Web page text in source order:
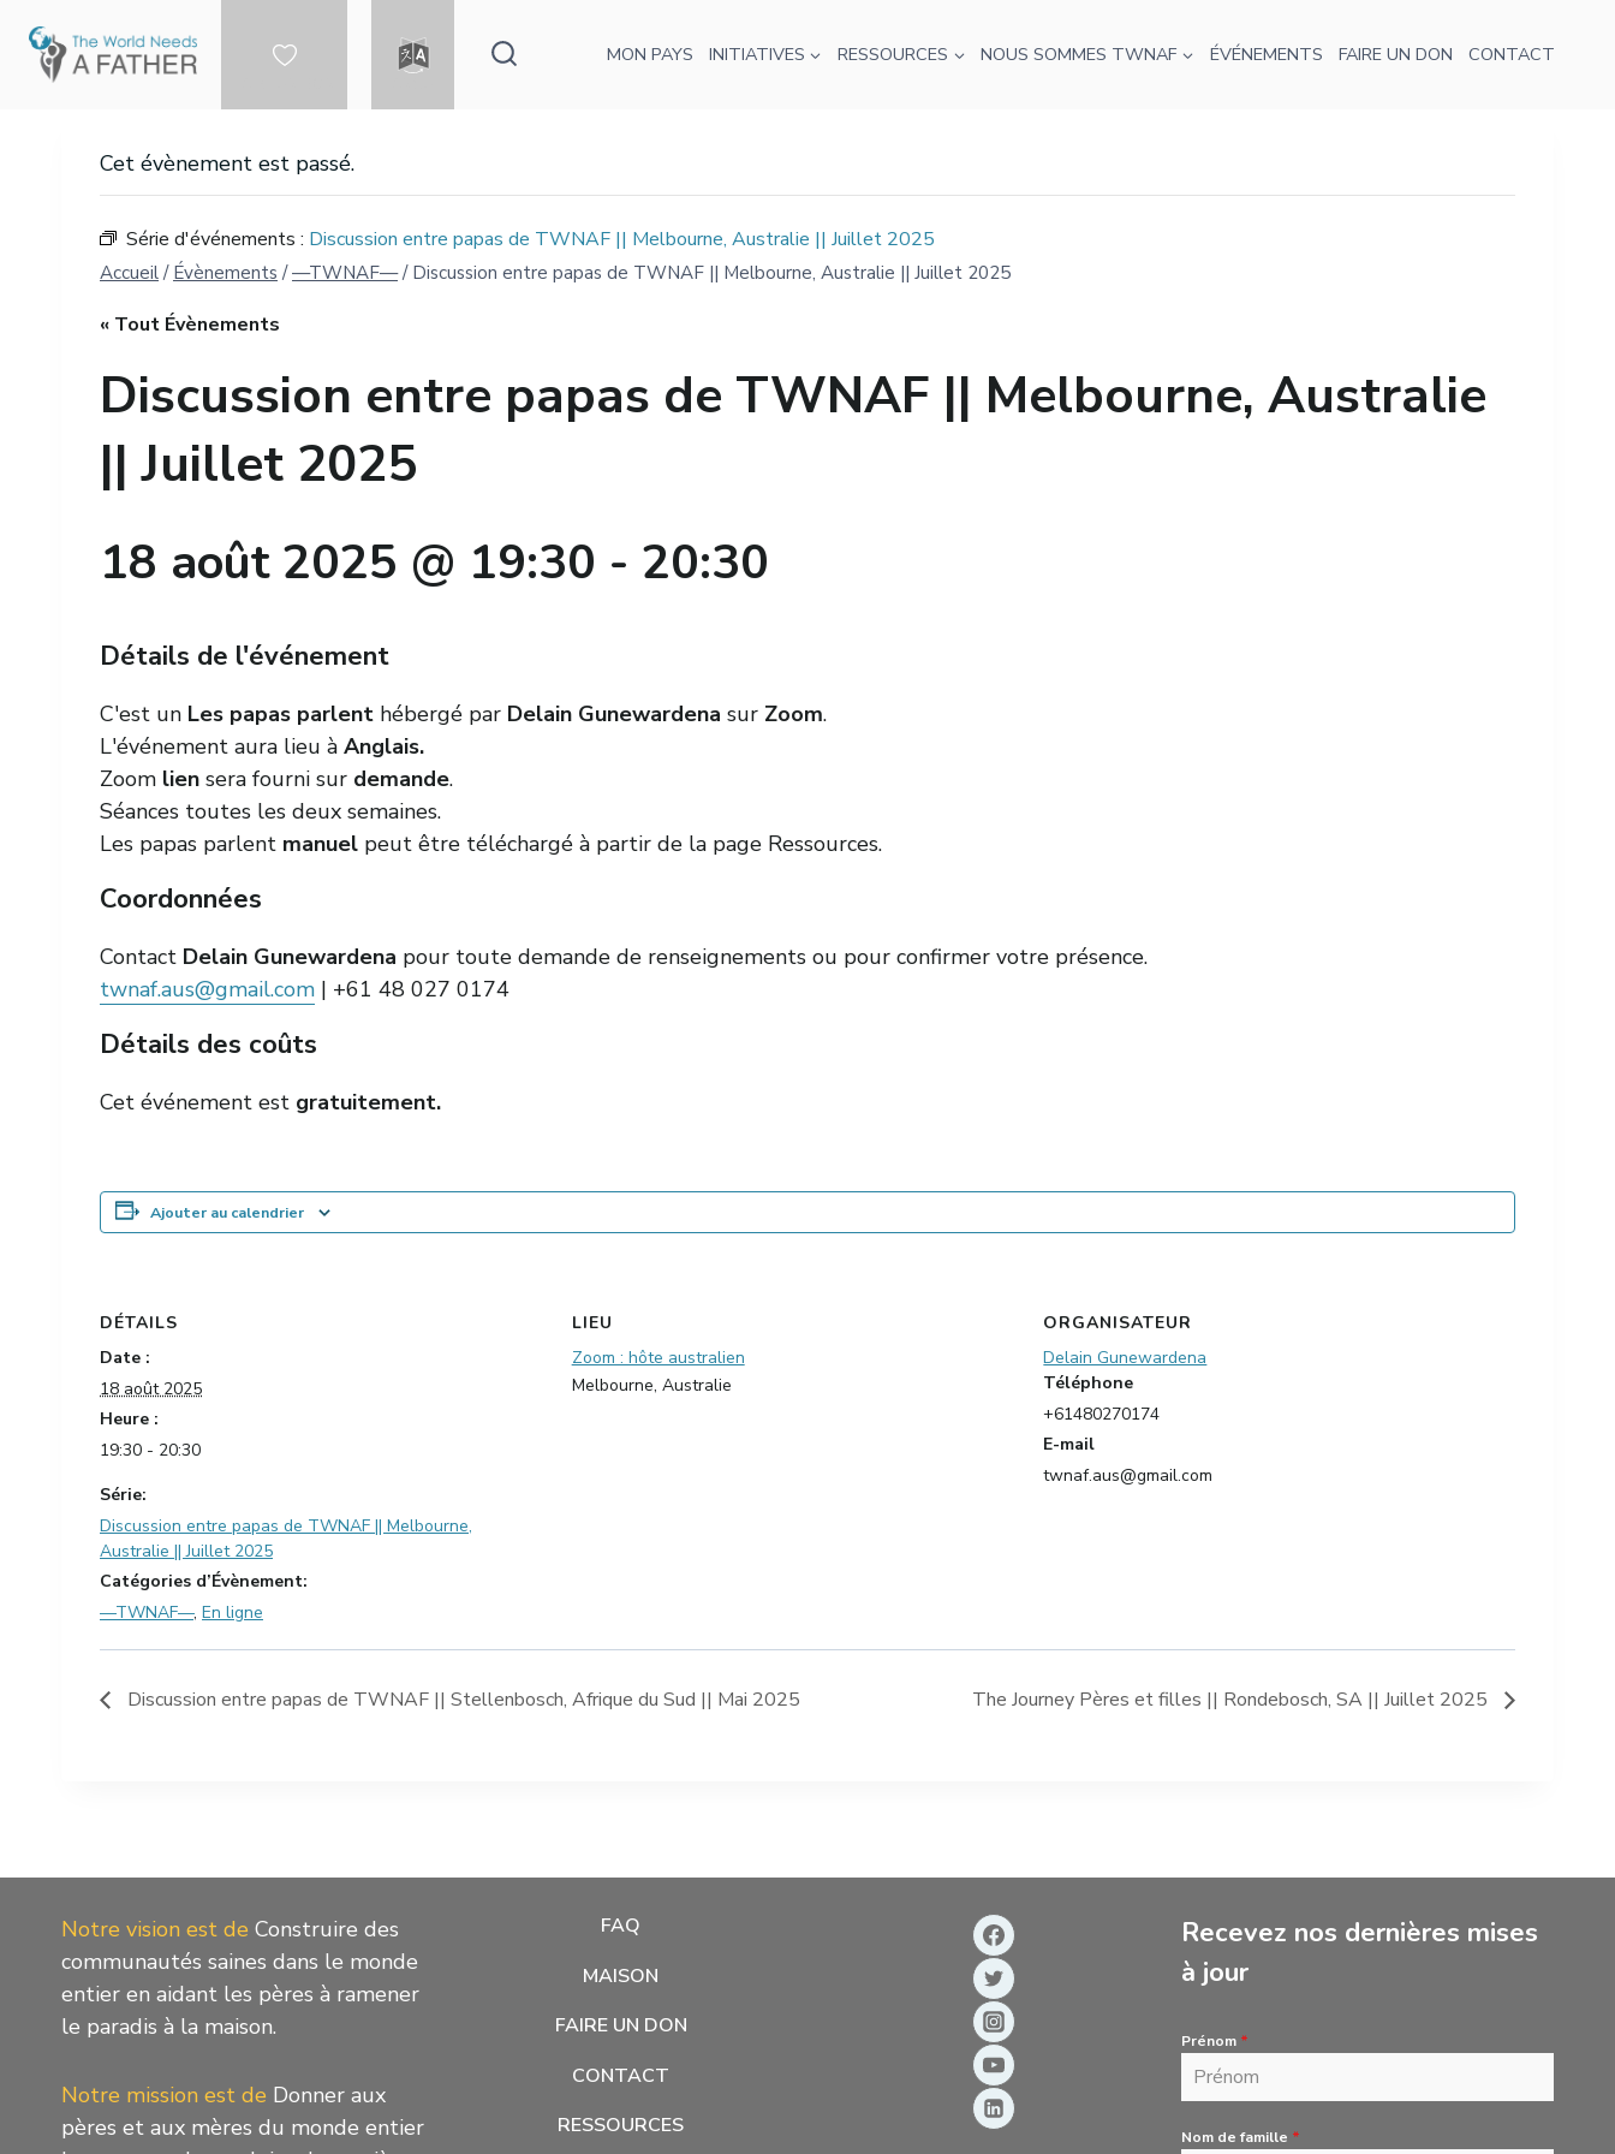
contenu
MON PAYS INITIATIVES RESSOURCES NOUS SOMMES TWNAF ÉVÉNEMENTS FAIRE UN DON CONTACT
Cet évènement est passé.
Série d'événements : Discussion entre papas de TWNAF || Melbourne, Australie || Juillet 2025
Accueil / Évènements / —TWNAF— / Discussion entre papas de TWNAF || Melbourne, Australie || Juillet 2025
« Tout Évènements
Discussion entre papas de TWNAF || Melbourne, Australie
|| Juillet 2025
18 août 2025 @ 19:30 - 20:30
Détails de l'événement
C'est un Les papas parlent hébergé par Delain Gunewardena sur Zoom.
L'événement aura lieu à Anglais.
Zoom lien sera fourni sur demande.
Séances toutes les deux semaines.
Les papas parlent manuel peut être téléchargé à partir de la page Ressources.
Coordonnées
Contact Delain Gunewardena pour toute demande de renseignements ou pour confirmer votre présence.
twnaf.aus@gmail.com | +61 48 027 0174
Détails des coûts
Cet événement est gratuitement.
Ajouter au calendrier
DÉTAILS
Date :
18 août 2025
Heure :
19:30 - 20:30
Série:
Discussion entre papas de TWNAF || Melbourne,
Australie || Juillet 2025
Catégories d’Évènement:
—TWNAF—, En ligne
LIEU
Zoom : hôte australien
Melbourne, Australie
ORGANISATEUR
Delain Gunewardena
Téléphone
+61480270174
E-mail
twnaf.aus@gmail.com
Discussion entre papas de TWNAF || Stellenbosch, Afrique du Sud || Mai 2025 The Journey Pères et filles || Rondebosch, SA || Juillet 2025
Notre vision est de Construire des
communautés saines dans le monde
entier en aidant les pères à ramener
le paradis à la maison.
Notre mission est de Donner aux
pères et aux mères du monde entier
FAQ
MAISON
FAIRE UN DON
CONTACT
RESSOURCES
Recevez nos dernières mises
à jour
Prénom *
Nom de famille *